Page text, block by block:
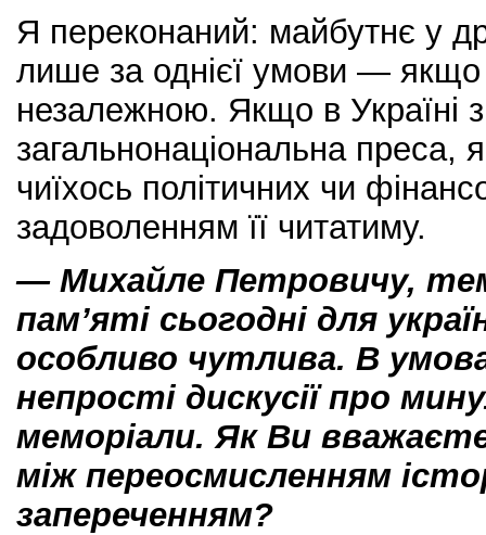
Я переконаний: майбутнє у
лише за однієї умови — якщо
незалежною. Якщо в Україні
загальнонаціональна преса,
чиїхось політичних чи
задоволенням її читатиму.
— Михайле Петровичу,
пам’яті сьогодні для
особливо чутлива. В
непрості дискусії про
меморіали. Як Ви
між переосмисленням
запереченням?